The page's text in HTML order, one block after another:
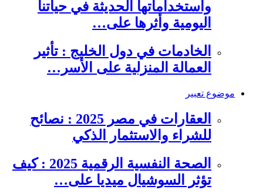
واستخداماتها الحديثة في حياتنا
اليومية وأثرها على…
الخادمات في دول الخليج : تأثير
العمالة المنزلية على الأسر…
موضوع تعبير
العقارات في مصر 2025 : نصائح
للشراء والاستثمار الذكي
الصحة النفسية الرقمية 2025 : كيف
تؤثر السوشيال ميديا على…